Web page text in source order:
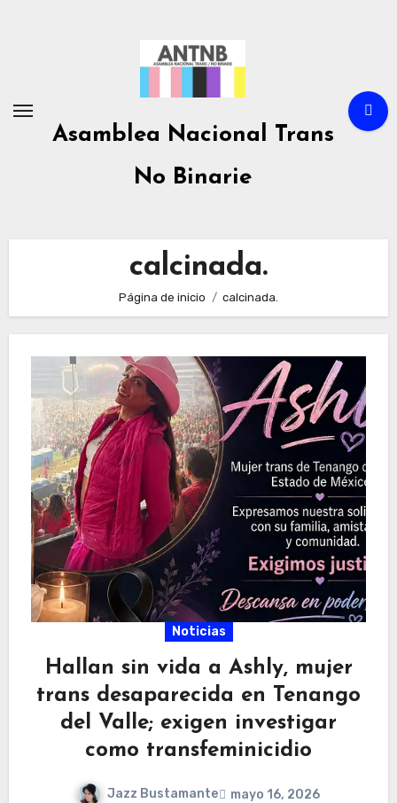
Asamblea Nacional Trans
No Binarie
calcinada.
Página de inicio calcinada.
Noticias
Hallan sin vida a Ashly, mujer
trans desaparecida en Tenango
del Valle; exigen investigar
como transfeminicidio
Jazz Bustamante
mayo 16, 2026